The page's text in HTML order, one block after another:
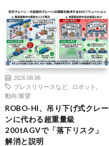
2026.08.06
プレスリリースなど
ロボット
動向/展望
ROBO-HI、吊り下げ式クレー
ンに代わる超重量級
200tAGVで「落下リスク」
解消と説明